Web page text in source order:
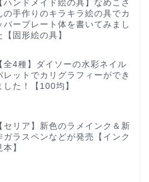
ハンドメイド絵の具】なめこさ
の手作りのキラキラ絵の具でカ
パープレート体を書いてみまし
【固形絵の具】
全4種】ダイソーの水彩ネイル
レットでカリグラフィーができ
した！【100均】
セリア】新色のラメインク＆新
ガラスペンなどが発売【インク
本】